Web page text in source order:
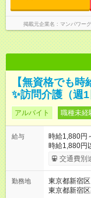
掲載元企業名 マンパワー
【無資格でも
✨訪問介護（週
アルバイト 職種未経
給与
時給1,880円
時給1,880円
考慮して決定します 【収入例】 週1回
間×4回=6万0,160円 週3回勤務の場合
月 ※ 雇用形
用形態：本
交通費別
勤務地
東京都新宿区
東京都新宿